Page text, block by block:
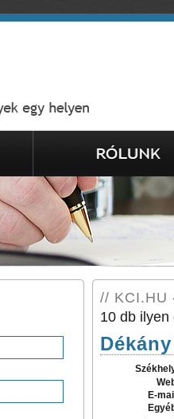
// KCI.HU
10 db ilyen
E-